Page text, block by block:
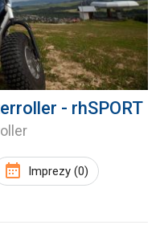
- rhSPORT
Imprezy (0)